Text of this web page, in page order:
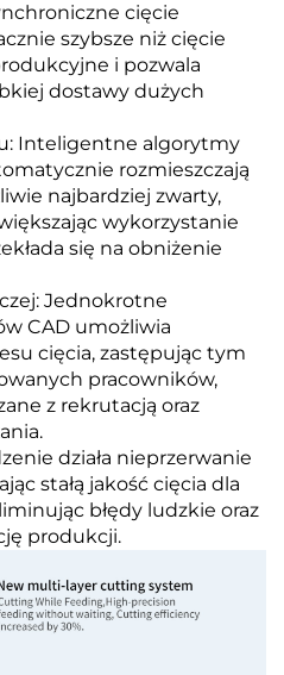
cięcie
szybsze niż cięcie
i pozwala
dostawy dużych
Inteligentne algorytmy
rozmieszczają
najbardziej zwarty,
wykorzystanie
się na obniżenie
Jednokrotne
CAD umożliwia
cięcia, zastępując tym
pracowników,
z rekrutacją oraz
działa nieprzerwanie
stałą jakość cięcia dla
błędy ludzkie oraz
produkcji.